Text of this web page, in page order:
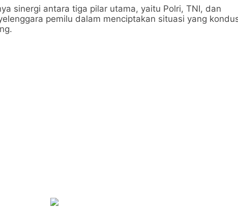
sinergi antara tiga pilar utama, yaitu Polri, TNI, dan
pemilu dalam menciptakan situasi yang